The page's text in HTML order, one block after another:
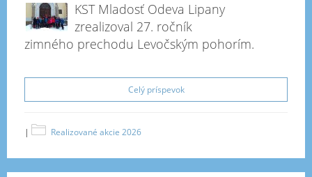
KST Mladosť Odeva Lipany
zrealizoval 27. ročník
zimného prechodu Levočským pohorím.
Celý príspevok
| Realizované akcie 2026